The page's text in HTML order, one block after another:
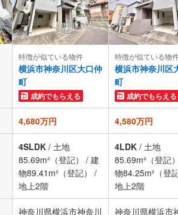
特徴が似ている物件
横浜市神奈川区大口仲
町
成約でもらえる
特徴が似ている物
横浜市神奈川区
町
成約でもらえる
4,680万円 4,580万円
4SLDK / 土地
85.69m²（登記）
/ 建
物89.41m²（登記）
/
地上2階
4LDK / 土地
85.69m²（登記
物84.25m²（登
地上2階
神奈川県横浜市神奈川
神奈川県横浜市